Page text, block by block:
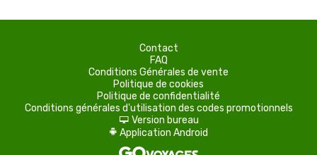
Contact
FAQ
Conditions Générales de vente
Politique de cookies
Politique de confidentialité
Conditions générales d'utilisation des codes promotionnels
d Version bureau
A Application Android